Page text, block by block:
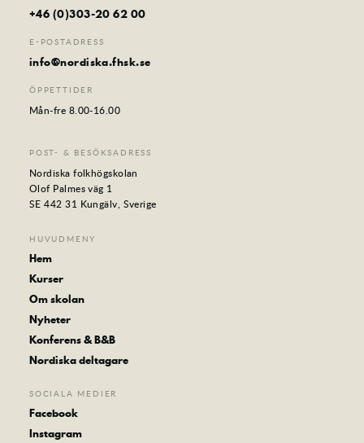
+46 (0)303-20 62 00
E-POSTADRESS
info@nordiska.fhsk.se
ÖPPETTIDER
Mån-fre 8.00-16.00
POST- & BESÖKSADRESS
Nordiska folkhögskolan
Olof Palmes väg 1
SE 442 31 Kungälv, Sverige
HUVUDMENY
Hem
Kurser
Om skolan
Nyheter
Konferens & B&B
Nordiska deltagare
SOCIALA MEDIER
Facebook
Instagram